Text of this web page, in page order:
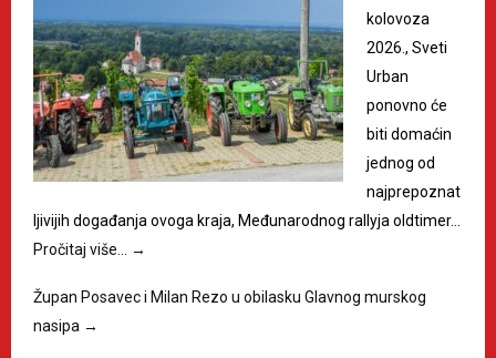
kolovoza
2026., Sveti
Urban
ponovno će
biti domaćin
jednog od
najprepoznat
ljivijih događanja ovoga kraja, Međunarodnog rallyja oldtimer…
Pročitaj više…
→
Župan Posavec i Milan Rezo u obilasku Glavnog murskog
nasipa →